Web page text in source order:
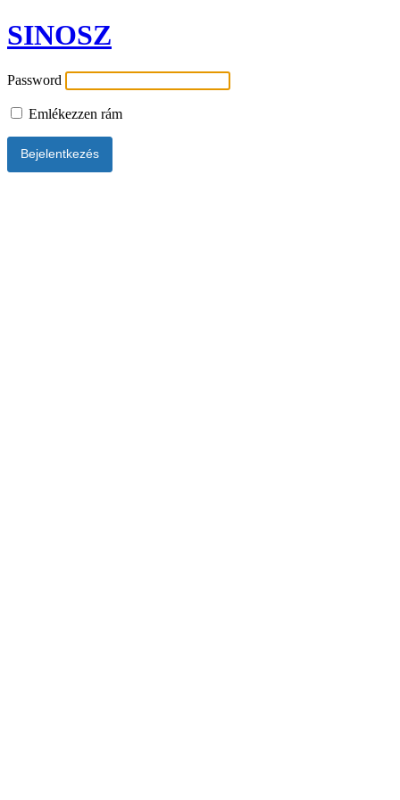
SINOSZ
Password
Emlékezzen rám